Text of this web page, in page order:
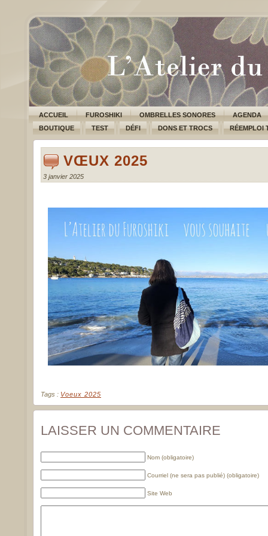
ACCUEIL FUROSHIKI OMBRELLES SONORES
AGENDA
BOUTIQUE
TEST DÉFI DONS ET TROCS RÉEMPLOI
VŒUX 2025
3 janvier 2025
Tags : Voeux 2025
LAISSER UN COMMENTAIRE
Nom (obligatoire)
Courriel (ne sera pas publié) (obligatoire)
Site Web